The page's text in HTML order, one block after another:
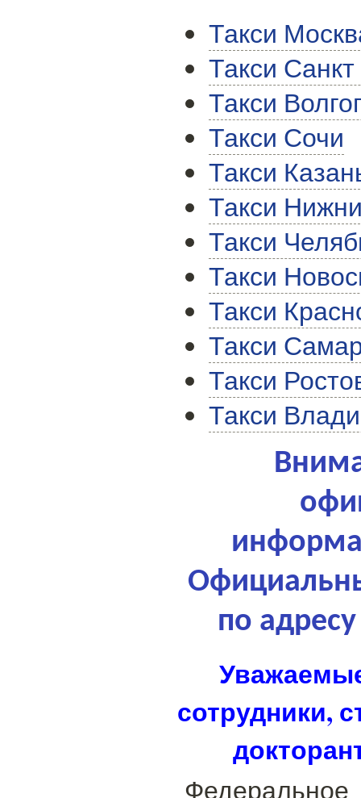
Такси
Такси
Такси
Такси Сочи
Такси
Такси
Такси
Такси
Такси
Такси
Такси
Такси
по
сотрудники,